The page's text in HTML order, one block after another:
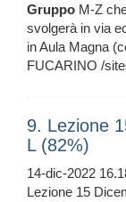
Gruppo M-Z
svolgerà in via
in Aula Magna
FUCARINO /
9. Lezione
L (82%)
14-dic-2022
Lezione 15